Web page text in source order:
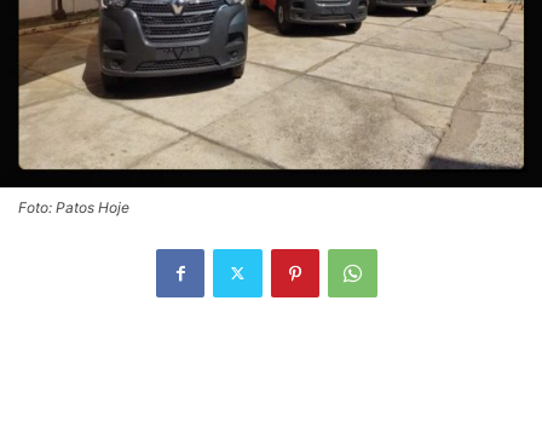
Foto: Patos Hoje